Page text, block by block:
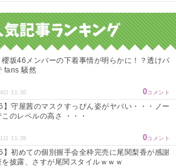
櫻坂46メンバーの下着事情が明らかに！？透けパ
fans 騒然
日 11:30 0コメント
】守屋茜のマスクすっぴん姿がヤバい・・・ノー
このレベルの高さ ・・・
日 11:39 0コメント
】初めての個別握手会全枠完売に尾関梨香が感謝
披露、さすが尾関スタイルｗｗｗ